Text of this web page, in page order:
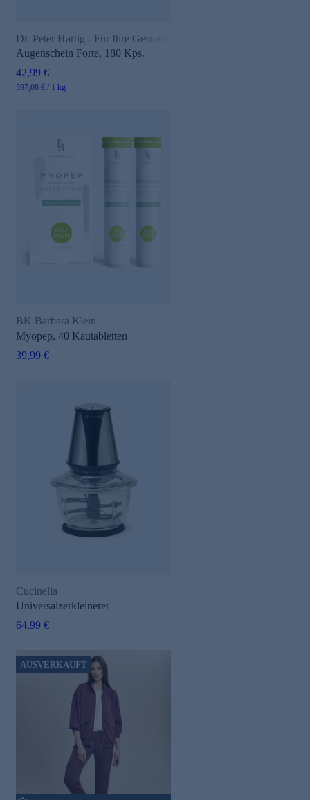
Dr. Peter Hartig - Für Ihre Gesundheit
Augenschein Forte, 180 Kps.
42,99 €
597,08 € / 1 kg
BK Barbara Klein
Myopep, 40 Kautabletten
39,99 €
Cucinella
Universalzerkleinerer
64,99 €
AUSVERKAUFT